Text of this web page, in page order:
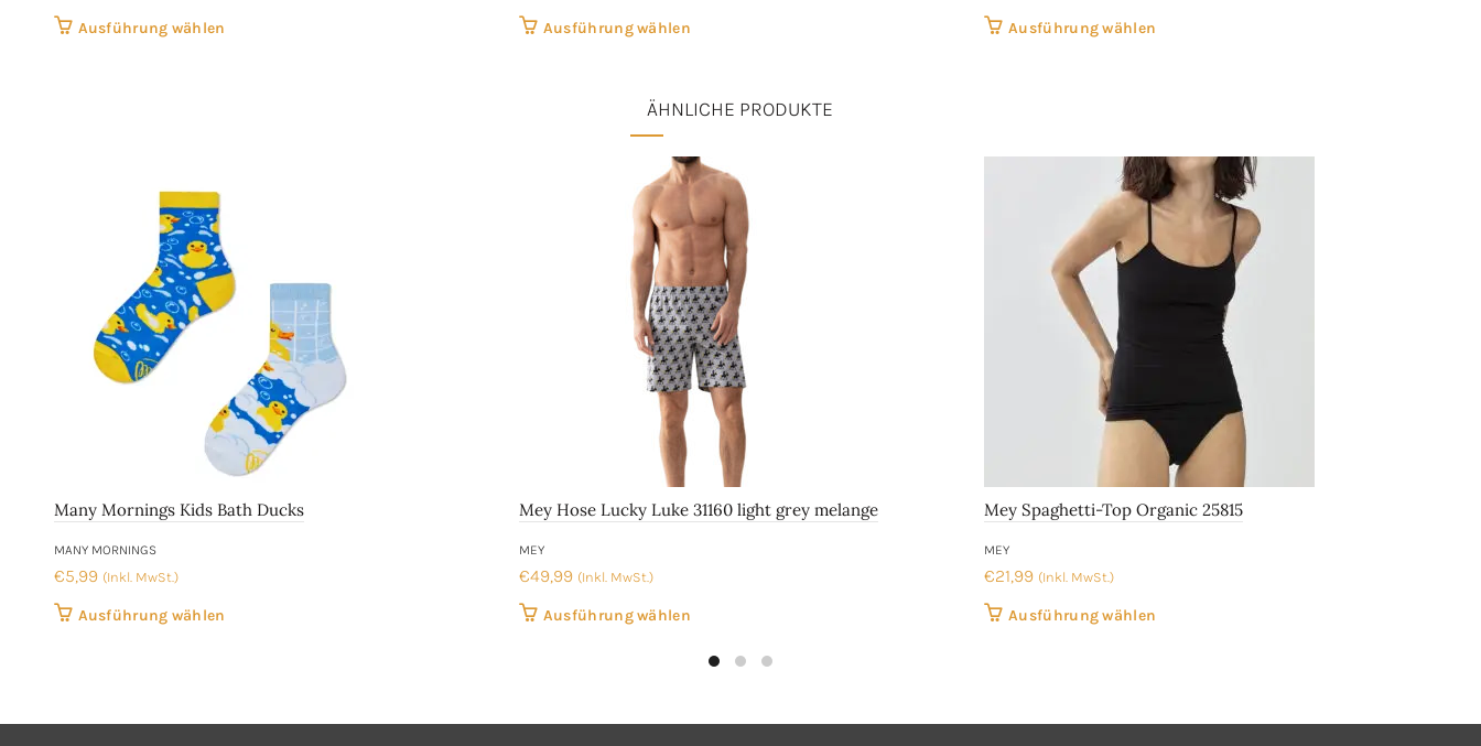
Ausführung wählen
auf
der
Produktseite
gewählt
werden
Ausführung wählenDieses
mehrere
auf.
Optionen
können
auf
der
Produktseite
gewählt
werden
Ausführung wählen
auf.
Die
Optionen
können
Produktseite
ÄHNLICHE PRODUKTE
Many Mornings Kids Bath Ducks
MANY MORNINGS
€5,99 (Inkl. MwSt.)
Ausführung wählen
Varianten
Mey Hose Lucky Luke 31160 light grey melange
MEY
€49,99 (Inkl. MwSt.)
Ausführung wählenDieses
weist
Varianten
Mey Spaghetti-Top Organic 25815
MEY
€21,99 (Inkl. MwSt.)
Ausführung wählen
Varianten